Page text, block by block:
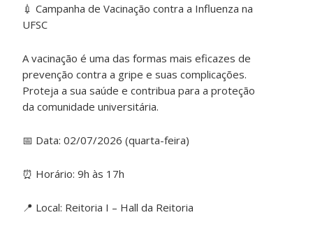
💉 Campanha de Vacinação contra a Influenza na
UFSC
A vacinação é uma das formas mais eficazes de
prevenção contra a gripe e suas complicações.
Proteja a sua saúde e contribua para a proteção
da comunidade universitária.
📅 Data: 02/07/2026 (quarta-feira)
⏰ Horário: 9h às 17h
📍 Local: Reitoria I – Hall da Reitoria